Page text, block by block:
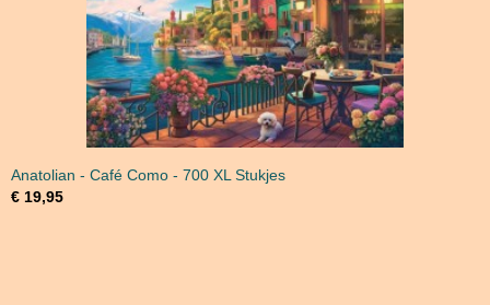
Anatolian - Café Como - 700 XL Stukjes
€ 19,95